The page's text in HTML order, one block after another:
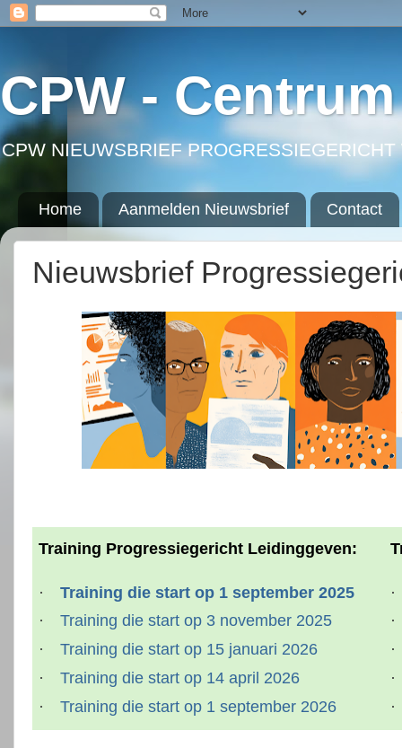
CPW -
CPW NIEUWSBRIEF
Home Aanmelden Nieuwsbrief Contact
Nieuwsbrief
Training Progressiegericht Leidinggeven:
·
Training die start op 1 september 2025
·
Training die start op 3 november 2025
·
Training die start op 15 januari 2026
·
Training die start op 14 april 2026
·
Training die start op 1 september 2026
·
·
·
·
·